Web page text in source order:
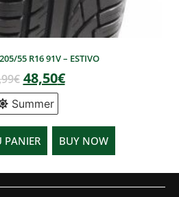
55 R16 91V – ESTIVO
€ 48,50€
Summer
PANIER BUY NOW